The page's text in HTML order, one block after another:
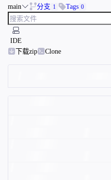
main 分支 1 Tags 0
IDE
下载zip
Clone